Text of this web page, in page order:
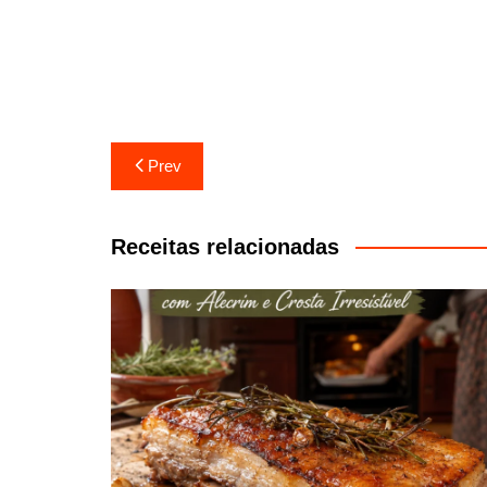
Navegação
de
artigos
Prev
Receitas relacionadas